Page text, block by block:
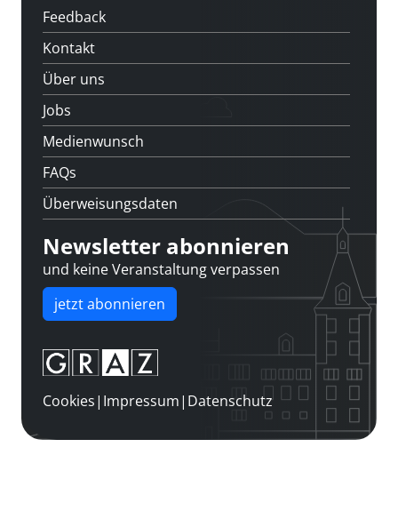
Feedback
Kontakt
Über uns
Jobs
Medienwunsch
FAQs
Überweisungsdaten
Newsletter abonnieren
und keine Veranstaltung verpassen
jetzt abonnieren
Cookies| Impressum| Datenschutz